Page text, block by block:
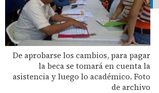
De aprobarse los cambios, para pagar
la beca se tomará en cuenta la
asistencia y luego lo académico. Foto
de archivo